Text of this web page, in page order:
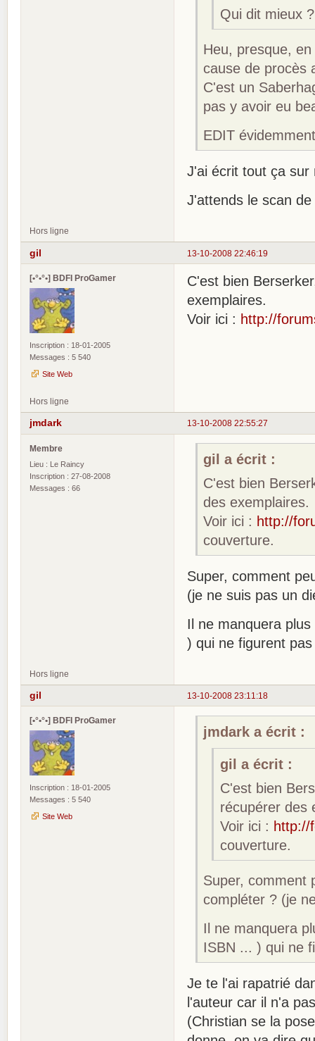
Qui dit mieux ?
Heu, presque,
cause de procès
C'est un
pas y avoir eu
EDIT
J'ai écrit tout ça sur
J'attends le scan
Hors ligne
13-10-2008 22:46:19
gil
[•°•°•] BDFI ProGamer
Inscription : 18-01-2005
Messages : 5 540
Site Web
C'est bien
exemplaires.
Voir ici : http://
Hors ligne
13-10-2008 22:55:27
jmdark
Membre
Lieu : Le Raincy
Inscription : 27-08-2008
Messages : 66
gil a écrit :
C'est bien
des exemplaires.
Voir ici : http://
couverture.
Super, comment
(je ne suis pas un
Il ne manquera
) qui ne figurent
Hors ligne
13-10-2008 23:11:18
gil
[•°•°•] BDFI ProGamer
Inscription : 18-01-2005
Messages : 5 540
Site Web
jmdark a écrit :
gil a écrit :
C'est bien
récupérer des
Voir ici : http://
couverture.
Super, comment
compléter ? (je
Il ne manquera
ISBN ... ) qui ne
Je te l'ai rapatrié
l'auteur car il n'a
(Christian se la